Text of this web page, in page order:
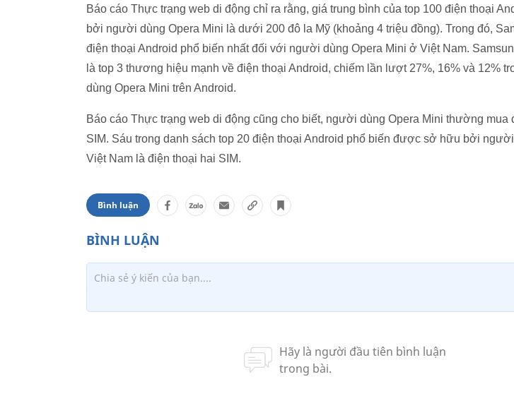
Báo cáo Thực trạng web di động chỉ ra rằng, giá trung bình của top 100 điện thoại
bởi người dùng Opera Mini là dưới 200 đô la Mỹ (khoảng 4 triệu đồng). Trong đó,
điện thoại Android phổ biến nhất đối với người dùng Opera Mini ở Việt Nam.
là top 3 thương hiệu mạnh về điện thoại Android, chiếm lần lượt 27%, 16% và 12%
dùng Opera Mini trên Android.
Báo cáo Thực trạng web di động cũng cho biết, người dùng Opera Mini thường mua
SIM. Sáu trong danh sách top 20 điện thoại Android phổ biến được sở hữu bởi
Việt Nam là điện thoại hai SIM.
Bình luận